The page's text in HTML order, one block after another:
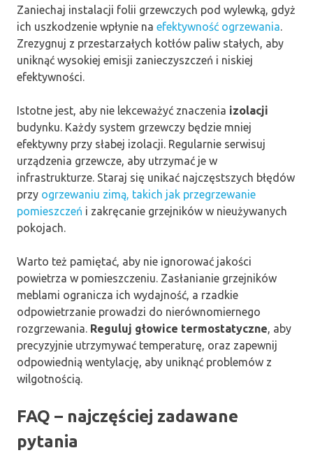
Zaniechaj instalacji folii grzewczych pod wylewką, gdyż
ich uszkodzenie wpłynie na efektywność ogrzewania.
Zrezygnuj z przestarzałych kotłów paliw stałych, aby
uniknąć wysokiej emisji zanieczyszczeń i niskiej
efektywności.
Istotne jest, aby nie lekceważyć znaczenia izolacji
budynku. Każdy system grzewczy będzie mniej
efektywny przy słabej izolacji. Regularnie serwisuj
urządzenia grzewcze, aby utrzymać je w
infrastrukturze. Staraj się unikać najczęstszych błędów
przy ogrzewaniu zimą, takich jak przegrzewanie
pomieszczeń i zakręcanie grzejników w nieużywanych
pokojach.
Warto też pamiętać, aby nie ignorować jakości
powietrza w pomieszczeniu. Zasłanianie grzejników
meblami ogranicza ich wydajność, a rzadkie
odpowietrzanie prowadzi do nierównomiernego
rozgrzewania. Reguluj głowice termostatyczne, aby
precyzyjnie utrzymywać temperaturę, oraz zapewnij
odpowiednią wentylację, aby uniknąć problemów z
wilgotnością.
FAQ – najczęściej zadawane
pytania